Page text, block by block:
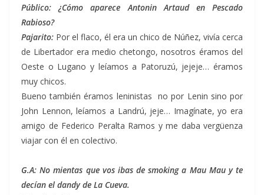
Público: ¿Cómo aparece Antonin Artaud en Pescado
Rabioso?
Pajarito: Por el flaco, él era un chico de Núñez, vivía cerca
de Libertador era medio chetongo, nosotros éramos del
Oeste o Lugano y leíamos a Patoruzú, jejeje… éramos
muy chicos.
Bueno también éramos leninistas no por Lenin sino por
John Lennon, leíamos a Landrú, jeje… Imagínate, yo era
amigo de Federico Peralta Ramos y me daba vergüenza
viajar con él en colectivo.
G.A: No mientas que vos ibas de smoking a Mau Mau y te
decían el dandy de La Cueva.